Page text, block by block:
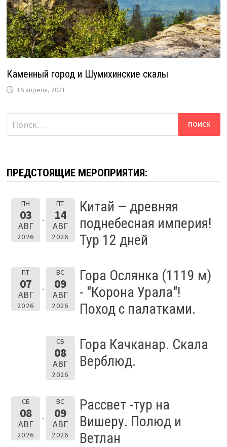
Каменный город и Шумихинские скалы
16 апреля, 2021
Найти:
ПРЕДСТОЯЩИЕ МЕРОПРИЯТИЯ:
ПН
03
АВГ
2026
ПТ
14
АВГ
2026
Китай — древняя
поднебесная империя!
Тур 12 дней
ПТ
07
АВГ
2026
ВС
09
АВГ
2026
Гора Ослянка (1119 м)
- "Корона Урала"!
Поход с палатками.
СБ
08
АВГ
2026
Гора Качканар. Скала
Верблюд.
СБ
08
АВГ
2026
ВС
09
АВГ
2026
Рассвет -тур на
Вишеру. Полюд и
Ветлан